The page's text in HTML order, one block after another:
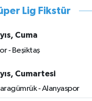
Lig Fikstür
Cuma
- Beşiktaş
Cumartesi
- Alanyaspor